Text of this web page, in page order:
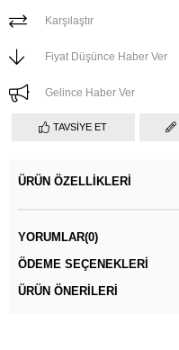
Karşılaştır
Fiyat Düşünce Haber Ver
Gelince Haber Ver
TAVSIYE ET
ÜRÜN ÖZELLIKLERI
YORUMLAR(0)
ÖDEME SEÇENEKLERI
ÜRÜN ÖNERILERI